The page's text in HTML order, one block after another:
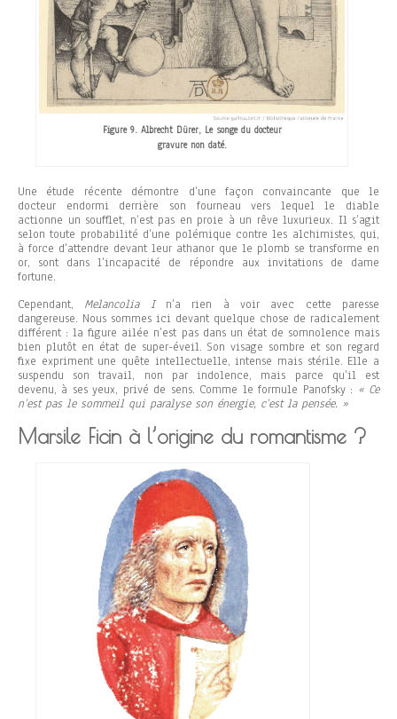
Figure 9. Albrecht Dürer, Le songe du docteur
gravure non daté.
Une étude récente démontre d’une façon convaincante que le
docteur endormi derrière son fourneau vers lequel le diable
actionne un soufflet, n’est pas en proie à un rêve luxurieux. Il s’agit
selon toute probabilité d’une polémique contre les alchimistes, qui,
à force d’attendre devant leur athanor que le plomb se transforme en
or, sont dans l’incapacité de répondre aux invitations de dame
fortune.
Cependant, Melancolia In’a rien à voir avec cette paresse
dangereuse. Nous sommes ici devant quelque chose de radicalement
différent : la figure ailée n’est pas dans un état de somnolence mais
bien plutôt en état de super-éveil. Son visage sombre et son regard
fixe expriment une quête intellectuelle, intense mais stérile. Elle a
suspendu son travail, non par indolence, mais parce qu’il est
devenu, à ses yeux, privé de sens. Comme le formule Panofsky : « Ce
n’est pas le sommeil qui paralyse son énergie, c’est la pensée. »
Marsile Ficin à l’origine du romantisme ?